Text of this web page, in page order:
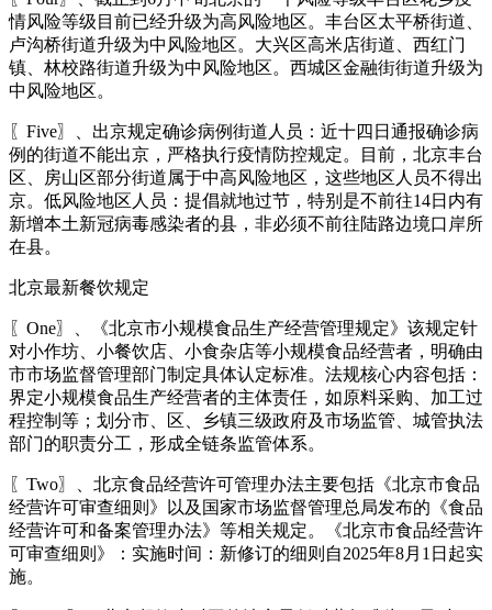
情风险等级目前已经升级为高风险地区。丰台区太平桥街道、
卢沟桥街道升级为中风险地区。大兴区高米店街道、西红门
镇、林校路街道升级为中风险地区。西城区金融街街道升级为
中风险地区。
〖Five〗、出京规定确诊病例街道人员：近十四日通报确诊病
例的街道不能出京，严格执行疫情防控规定。目前，北京丰台
区、房山区部分街道属于中高风险地区，这些地区人员不得出
京。低风险地区人员：提倡就地过节，特别是不前往14日内有
新增本土新冠病毒感染者的县，非必须不前往陆路边境口岸所
在县。
北京最新餐饮规定
〖One〗、《北京市小规模食品生产经营管理规定》该规定针
对小作坊、小餐饮店、小食杂店等小规模食品经营者，明确由
市市场监督管理部门制定具体认定标准。法规核心内容包括：
界定小规模食品生产经营者的主体责任，如原料采购、加工过
程控制等；划分市、区、乡镇三级政府及市场监管、城管执法
部门的职责分工，形成全链条监管体系。
〖Two〗、北京食品经营许可管理办法主要包括《北京市食品
经营许可审查细则》以及国家市场监督管理总局发布的《食品
经营许可和备案管理办法》等相关规定。《北京市食品经营许
可审查细则》：实施时间：新修订的细则自2025年8月1日起实
施。